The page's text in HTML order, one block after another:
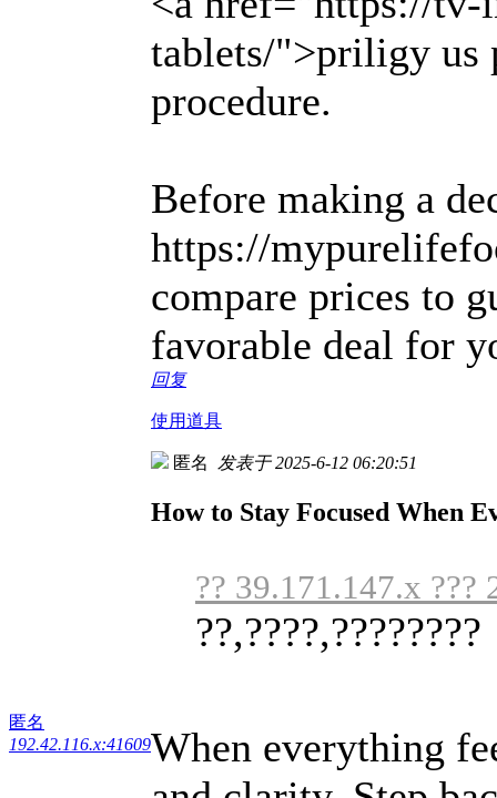
tablets/">priligy us
procedure.
Before making a
https://
compare prices to
favorable deal for
回复
使用道具
匿名
192.42.116.x:41609
匿名 发表于 2025-6-12 06:20:51
How to Stay Focused When
?? 39.171.147.x ???
??,????,????????
When everything